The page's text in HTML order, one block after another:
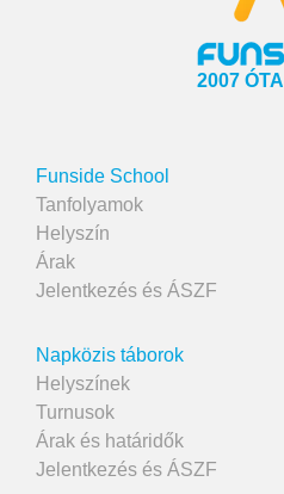
2007 ÓTA
Funside School
Tanfolyamok
Helyszín
Árak
Jelentkezés és ÁSZF
Napközis táborok
Helyszínek
Turnusok
Árak és határidők
Jelentkezés és ÁSZF